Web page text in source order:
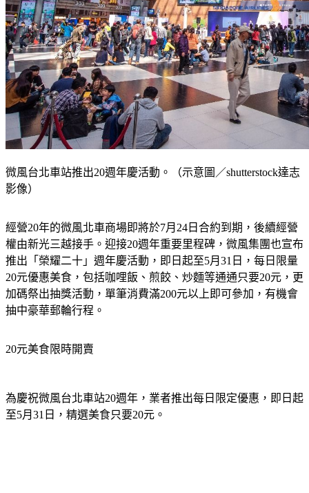
微風台北車站推出20週年慶活動。（示意圖／shutterstock達志
影像）
經營20年的微風北車商場即將於7月24日合約到期，後續經營
權由新光三越接手。迎接20週年重要里程碑，微風集團也宣布
推出「榮耀二十」週年慶活動，即日起至5月31日，每日限量
20元優惠美食，包括咖哩飯、煎餃、炒麵等通通只要20元，更
加碼祭出抽獎活動，單筆消費滿200元以上即可參加，有機會
抽中豪華郵輪行程。
20元美食限時開賣
為慶祝微風台北車站20週年，業者推出每日限定優惠，即日起
至5月31日，精選美食只要20元。